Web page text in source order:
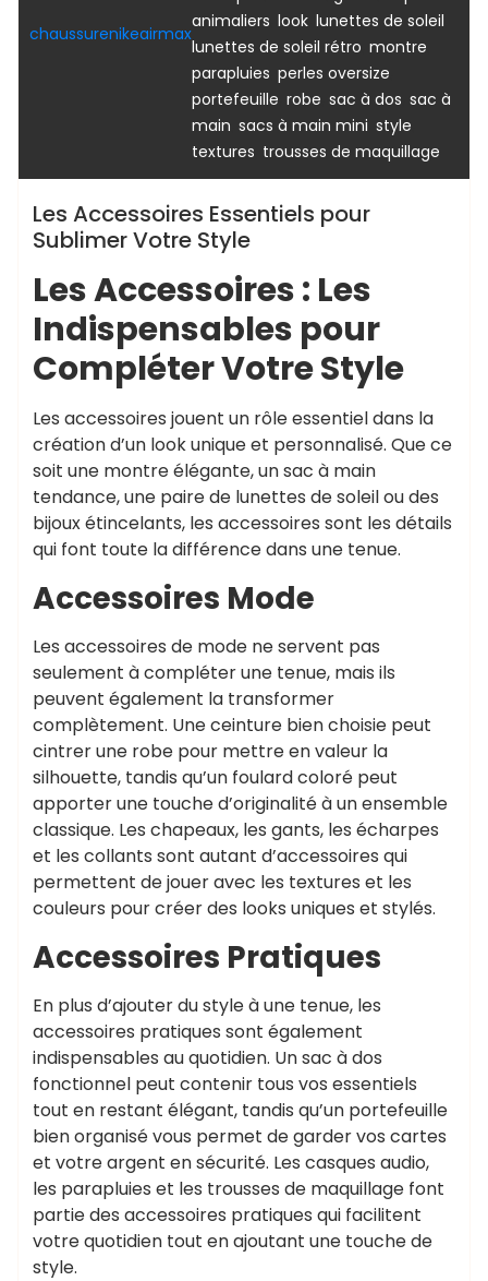
Uncategorized
chaussurenikeairmax
animaliers look lunettes de soleil
lunettes de soleil rétro montre
parapluies perles oversize
portefeuille robe sac à dos sac à
main sacs à main mini style
textures trousses de maquillage
Les Accessoires Essentiels pour
Sublimer Votre Style
Les Accessoires : Les
Indispensables pour
Compléter Votre Style
Les accessoires jouent un rôle essentiel dans la
création d’un look unique et personnalisé. Que ce
soit une montre élégante, un sac à main
tendance, une paire de lunettes de soleil ou des
bijoux étincelants, les accessoires sont les détails
qui font toute la différence dans une tenue.
Accessoires Mode
Les accessoires de mode ne servent pas
seulement à compléter une tenue, mais ils
peuvent également la transformer
complètement. Une ceinture bien choisie peut
cintrer une robe pour mettre en valeur la
silhouette, tandis qu’un foulard coloré peut
apporter une touche d’originalité à un ensemble
classique. Les chapeaux, les gants, les écharpes
et les collants sont autant d’accessoires qui
permettent de jouer avec les textures et les
couleurs pour créer des looks uniques et stylés.
Accessoires Pratiques
En plus d’ajouter du style à une tenue, les
accessoires pratiques sont également
indispensables au quotidien. Un sac à dos
fonctionnel peut contenir tous vos essentiels
tout en restant élégant, tandis qu’un portefeuille
bien organisé vous permet de garder vos cartes
et votre argent en sécurité. Les casques audio,
les parapluies et les trousses de maquillage font
partie des accessoires pratiques qui facilitent
votre quotidien tout en ajoutant une touche de
style.